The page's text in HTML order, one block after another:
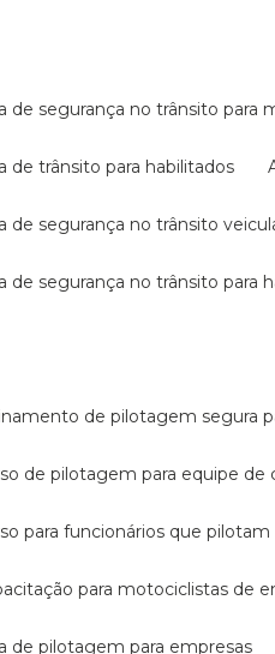
de segurança no trânsito para
de trânsito para habilitados
de segurança no trânsito
de segurança no trânsito para
de pilotagem segura
de pilotagem para equipe de
para funcionários que
para motociclistas de
de pilotagem para empresas